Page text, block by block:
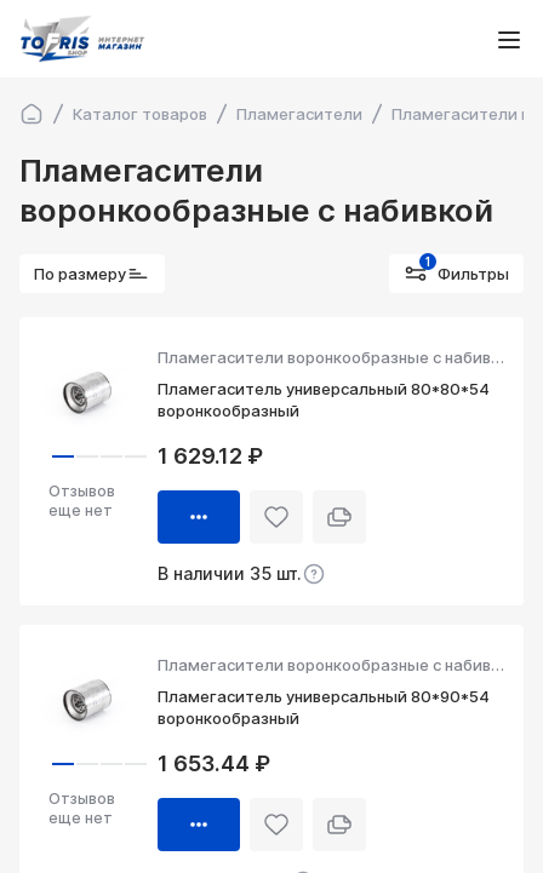
Каталог товаров Пламегасители Пламегасители
Пламегасители
воронкообразные с набивкой
По размеру
1
Фильтры
Пламегасители воронкообразные с набивкой
Пламегаситель универсальный 80*80*54
воронкообразный
Отзывов
еще нет
1 629.12 ₽
В наличии 35 шт.
Пламегасители воронкообразные с набивкой
Пламегаситель универсальный 80*90*54
воронкообразный
Отзывов
еще нет
1 653.44 ₽